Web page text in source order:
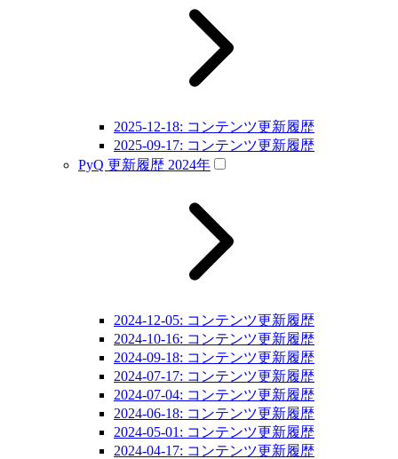
2025-12-18: コンテンツ更新履歴
2025-09-17: コンテンツ更新履歴
PyQ 更新履歴 2024年
2024-12-05: コンテンツ更新履歴
2024-10-16: コンテンツ更新履歴
2024-09-18: コンテンツ更新履歴
2024-07-17: コンテンツ更新履歴
2024-07-04: コンテンツ更新履歴
2024-06-18: コンテンツ更新履歴
2024-05-01: コンテンツ更新履歴
2024-04-17: コンテンツ更新履歴